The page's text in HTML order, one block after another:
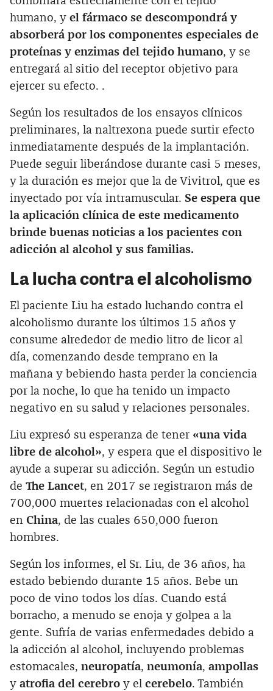
humano, y el fármaco se descompondrá y
absorberá por los componentes especiales de
proteínas y enzimas del tejido humano, y se
entregará al sitio del receptor objetivo para
ejercer su efecto. .
Según los resultados de los ensayos clínicos
preliminares, la naltrexona puede surtir efecto
inmediatamente después de la implantación.
Puede seguir liberándose durante casi 5 meses,
y la duración es mejor que la de Vivitrol, que es
inyectado por vía intramuscular. Se espera que
la aplicación clínica de este medicamento
brinde buenas noticias a los pacientes con
adicción al alcohol y sus familias.
La lucha contra el alcoholismo
El paciente Liu ha estado luchando contra el
alcoholismo durante los últimos 15 años y
consume alrededor de medio litro de licor al
día, comenzando desde temprano en la
mañana y bebiendo hasta perder la conciencia
por la noche, lo que ha tenido un impacto
negativo en su salud y relaciones personales.
Liu expresó su esperanza de tener «una vida
libre de alcohol», y espera que el dispositivo le
ayude a superar su adicción. Según un estudio
de The Lancet, en 2017 se registraron más de
700,000 muertes relacionadas con el alcohol
en China, de las cuales 650,000 fueron
hombres.
Según los informes, el Sr. Liu, de 36 años, ha
estado bebiendo durante 15 años. Bebe un
poco de vino todos los días. Cuando está
borracho, a menudo se enoja y golpea a la
gente. Sufría de varias enfermedades debido a
la adicción al alcohol, incluyendo problemas
estomacales, neuropatía, neumonía, ampollas
y atrofia del cerebro y el cerebelo. También